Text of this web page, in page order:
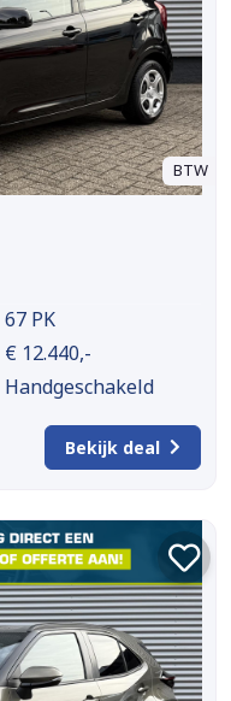
BTW
67 PK
€ 12.440,-
Handgeschakeld
Bekijk deal